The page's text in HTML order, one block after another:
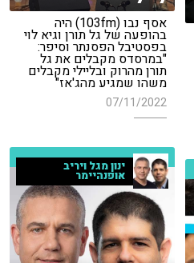
אסף נבו (103fm) היה
בהופעה של גל תורן וגיא לוי
בפסטיבל הפסנתר וסיפר:
"במרסדס מקבלים את גל
תורן מהרוק ובליילי מקבלים
משהו שמגיע מהג'אז"
07/11/2022
ינון מגל ויריב
אופנהיימר